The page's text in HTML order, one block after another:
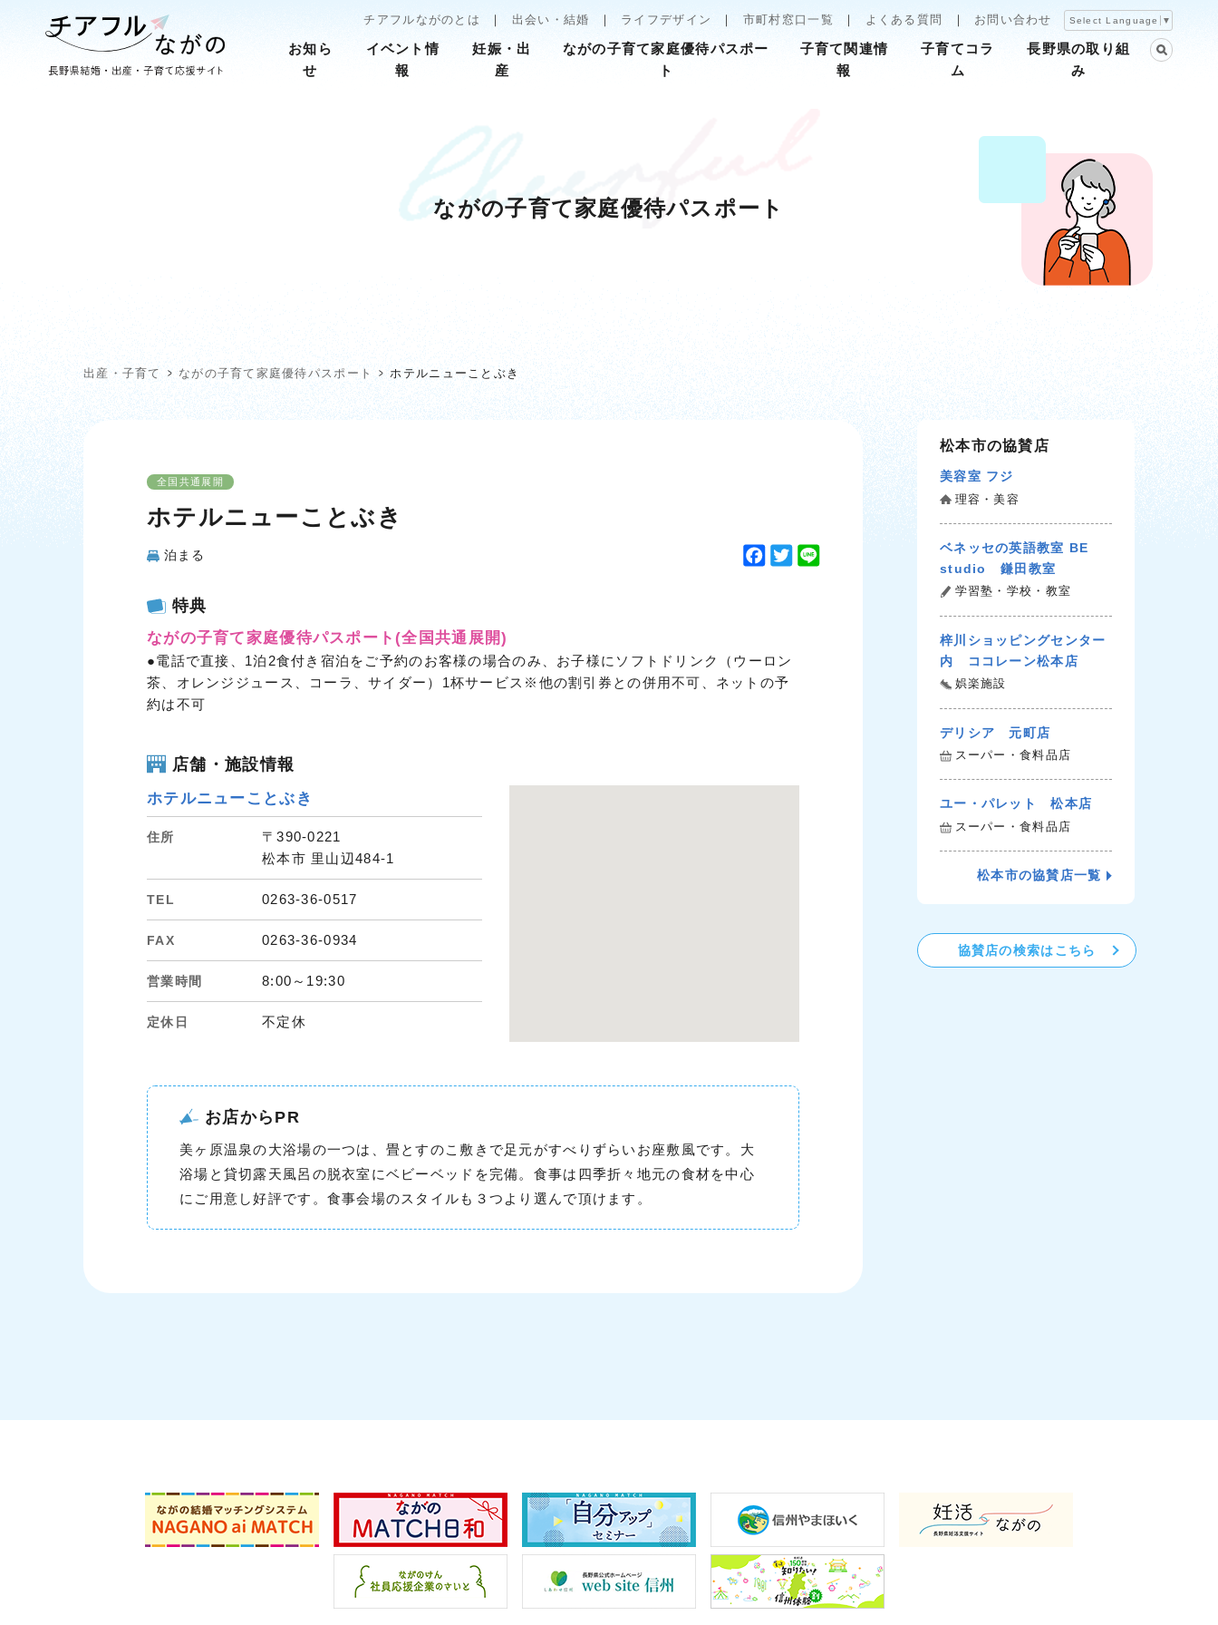
チアフルながのとは 出会い・結婚 ライフデザイン 市町村窓口一覧 よくある質問 お問い合わせ Select Language ▼
お知ら
せ
イベント情
報
妊娠・出
産
ながの子育て家庭優待パスポー
ト
子育て関連情
報
子育てコラ
ム
長野県の取り組
み
ながの子育て家庭優待パスポート
出産・子育て ながの子育て家庭優待パスポート ホテルニューことぶき
全国共通展開
ホテルニューことぶき
泊まる
F
o
o
T
特典
ながの子育て家庭優待パスポート (全国共通展開)
●電話で直接、1泊2食付き宿泊をご予約のお客様の場合のみ、お子様にソフトドリンク（ウーロン
茶、オレンジジュース、コーラ、サイダー）1杯サービス※他の割引券との併用不可、ネットの予
約は不可
店舗・施設情報
ホテルニューことぶき
住所
〒390-0221
松本市 里山辺484-1
TEL 0263-36-0517
FAX 0263-36-0934
営業時間 8:00～19:30
定休日 不定休
お店からPR
美ヶ原温泉の大浴場の一つは、畳とすのこ敷きで足元がすべりずらいお座敷風です。大
浴場と貸切露天風呂の脱衣室にベビーベッドを完備。食事は四季折々地元の食材を中心
にご用意し好評です。食事会場のスタイルも３つより選んで頂けます。
松本市の協賛店
美容室 フジ
理容・美容
ベネッセの英語教室 BE
studio 鎌田教室
学習塾・学校・教室
梓川ショッピングセンター
内 ココレーン松本店
娯楽施設
デリシア 元町店
スーパー・食料品店
ユー・パレット 松本店
スーパー・食料品店
松本市の協賛店一覧
協賛店の検索はこちら